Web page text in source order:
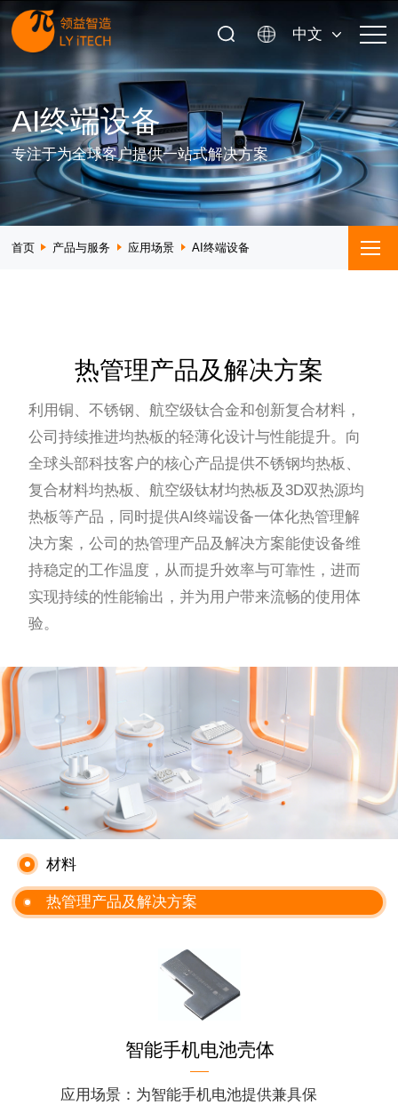
中文
AI终端设备
专注于为全球客户提供一站式解决方案
首页 产品与服务 应用场景 AI终端设备
热管理产品及解决方案
利用铜、不锈钢、航空级钛合金和创新复合材料，
公司持续推进均热板的轻薄化设计与性能提升。向
全球头部科技客户的核心产品提供不锈钢均热板、
复合材料均热板、航空级钛材均热板及3D双热源均
热板等产品，同时提供AI终端设备一体化热管理解
决方案，公司的热管理产品及解决方案能使设备维
持稳定的工作温度，从而提升效率与可靠性，进而
实现持续的性能输出，并为用户带来流畅的使用体
验。
材料
热管理产品及解决方案
智能手机电池壳体
应用场景：为智能手机电池提供兼具保